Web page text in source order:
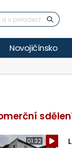
Novojičínsko
01:32